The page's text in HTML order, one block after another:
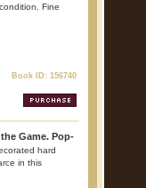
Fine
Book ID: 156740
Game. Pop-
hard
in this